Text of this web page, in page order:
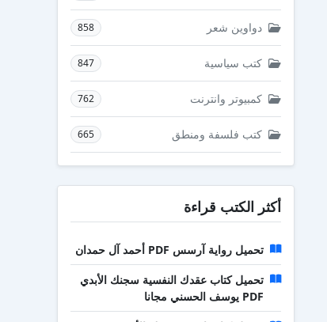
دواوين شعر 858
كتب سياسية 847
كمبيوتر وانترنت 762
كتب فلسفة ومنطق 665
أكثر الكتب قراءة
تحميل رواية آرسس PDF أحمد آل حمدان
تحميل كتاب عقدك النفسية سجنك الأبدي
PDF يوسف الحسني مجانا